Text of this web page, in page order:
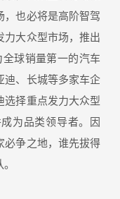
，也必将是高阶智驾
力大众型市场，推出
球销量第一的汽车
迪、长城等多家车企
选择重点发力大众型
为品类领导者。因
必争之地，谁先拔得